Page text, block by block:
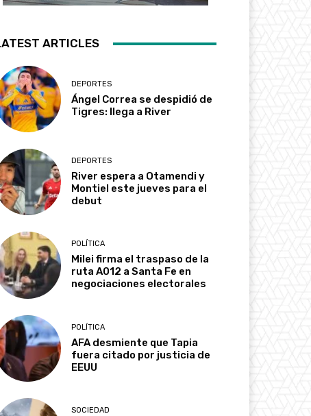
ARTICLES
DEPORTES
Ángel Correa se despidió de
Tigres: llega a River
DEPORTES
River espera a Otamendi y
Montiel este jueves para el
debut
POLÍTICA
Milei firma el traspaso de la
ruta A012 a Santa Fe en
negociaciones electorales
POLÍTICA
AFA desmiente que Tapia
fuera citado por justicia de
EEUU
SOCIEDAD